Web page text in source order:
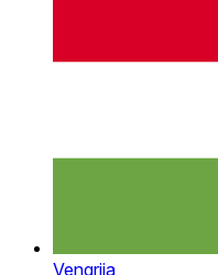
Vengrija